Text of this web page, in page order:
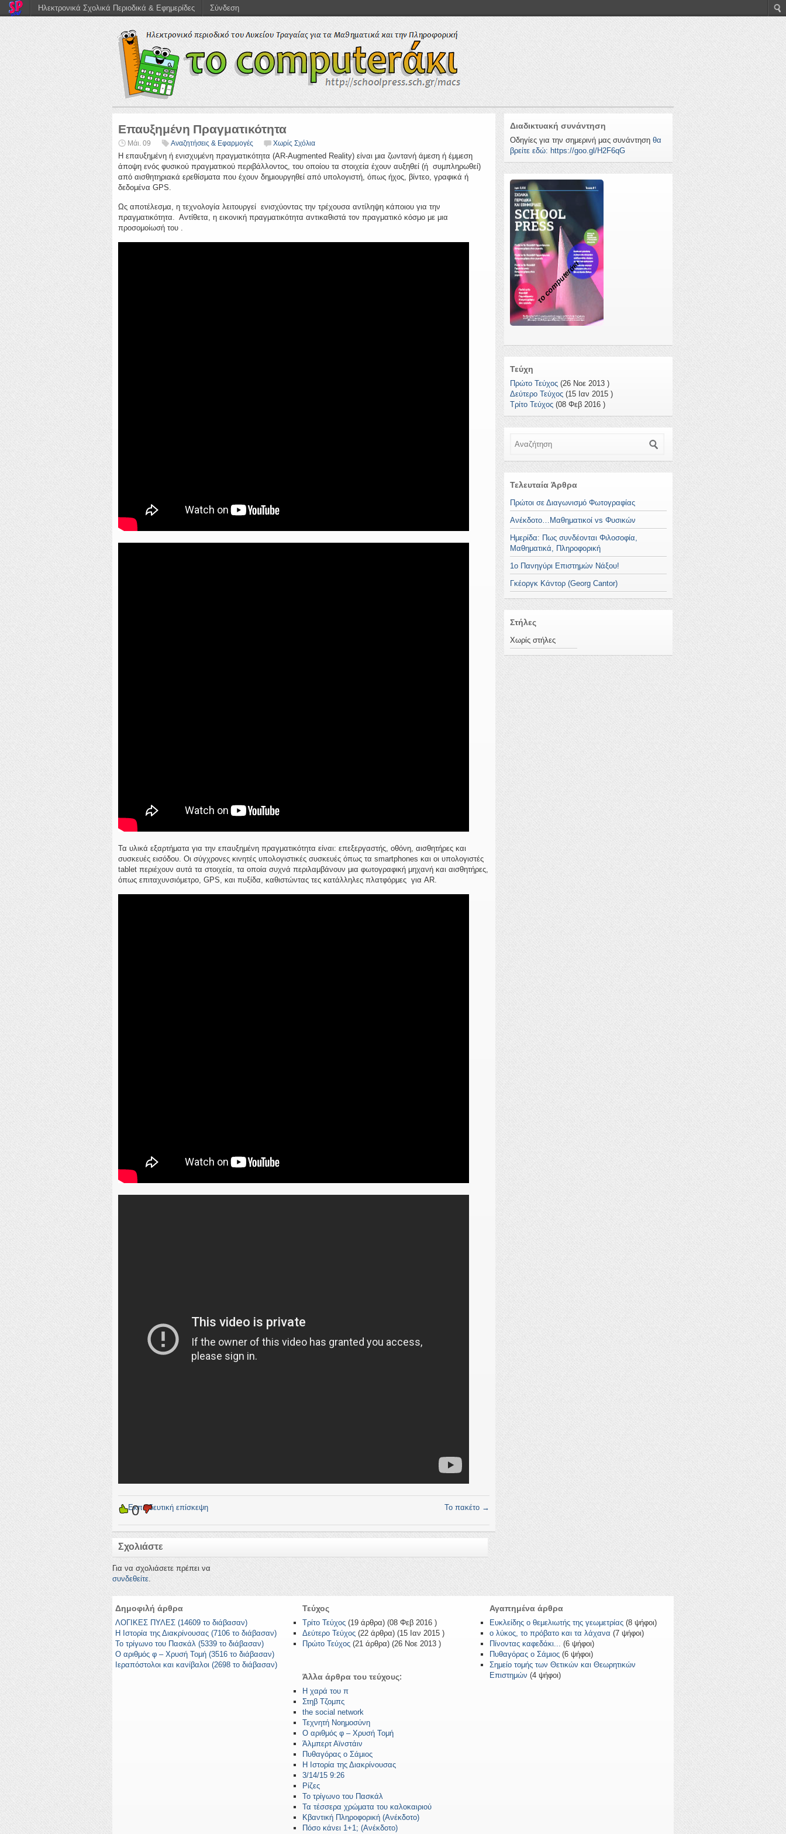
Επαυξημένη Πραγματικότητα
Μάι. 09 Αναζητήσεις & Εφαρμογές Χωρίς Σχόλια
Η επαυξημένη ή ενισχυμένη πραγματικότητα (AR-Augmented Reality) είναι μια ζωντανή άμεση ή έμμεση
άποψη ενός φυσικού πραγματικού περιβάλλοντος, του οποίου τα στοιχεία έχουν αυξηθεί (ή συμπληρωθεί)
από αισθητηριακά ερεθίσματα που έχουν δημιουργηθεί από υπολογιστή, όπως ήχος, βίντεο, γραφικά ή
δεδομένα GPS.
Ως αποτέλεσμα, η τεχνολογία λειτουργεί ενισχύοντας την τρέχουσα αντίληψη κάποιου για την
πραγματικότητα. Αντίθετα, η εικονική πραγματικότητα αντικαθιστά τον πραγματικό κόσμο με μια
προσoμοίωσή του .
Τα υλικά εξαρτήματα για την επαυξημένη πραγματικότητα είναι: επεξεργαστής, οθόνη, αισθητήρες και
συσκευές εισόδου. Οι σύγχρονες κινητές υπολογιστικές συσκευές όπως τα smartphones και οι υπολογιστές
tablet περιέχουν αυτά τα στοιχεία, τα οποία συχνά περιλαμβάνουν μια φωτογραφική μηχανή και αισθητήρες,
όπως επιταχυνσιόμετρο, GPS, και πυξίδα, καθιστώντας τες κατάλληλες πλατφόρμες για AR.
←Εκπαιδευτική επίσκεψη Το πακέτο →
0
Σχολιάστε
Για να σχολιάσετε πρέπει να
συνδεθείτε.
Διαδικτυακή συνάντηση
Οδηγίες για την σημερινή μας συνάντηση θα
βρείτε εδώ: https://goo.gl/H2F6qG
το computerάκι
Τεύχη
Πρώτο Τεύχος (26 Νοε 2013 )
Δεύτερο Τεύχος (15 Ιαν 2015 )
Τρίτο Τεύχος (08 Φεβ 2016 )
Τελευταία Άρθρα
Πρώτοι σε Διαγωνισμό Φωτογραφίας
Ανέκδοτο…Μαθηματικοί vs Φυσικών
Ημερίδα: Πως συνδέονται Φιλοσοφία,
Μαθηματικά, Πληροφορική
1ο Πανηγύρι Επιστημών Νάξου!
Γκέοργκ Κάντορ (Georg Cantor)
Στήλες
Χωρίς στήλες
Δημοφιλή άρθρα
ΛΟΓΙΚΕΣ ΠΥΛΕΣ (14609 το διάβασαν)
Η Ιστορία της Διακρίνουσας (7106 το διάβασαν)
Το τρίγωνο του Πασκάλ (5339 το διάβασαν)
Ο αριθμός φ – Χρυσή Τομή (3516 το διάβασαν)
Ιεραπόστολοι και κανίβαλοι (2698 το διάβασαν)
Τεύχος
Τρίτο Τεύχος (19 άρθρα) (08 Φεβ 2016 )
Δεύτερο Τεύχος (22 άρθρα) (15 Ιαν 2015 )
Πρώτο Τεύχος (21 άρθρα) (26 Νοε 2013 )
Άλλα άρθρα του τεύχους:
Η χαρά του π
Στηβ Τζομπς
the social network
Τεχνητή Νοημοσύνη
Ο αριθμός φ – Χρυσή Τομή
Άλμπερτ Αϊνστάιν
Πυθαγόρας ο Σάμιος
Η Ιστορία της Διακρίνουσας
3/14/15 9:26
Ρίζες
Το τρίγωνο του Πασκάλ
Τα τέσσερα χρώματα του καλοκαιριού
Κβαντική Πληροφορική (Ανέκδοτο)
Πόσο κάνει 1+1; (Ανέκδοτο)
Αγαπημένα άρθρα
Ευκλείδης ο θεμελιωτής της γεωμετρίας (8 ψήφοι)
ο λύκος, το πρόβατο και τα λάχανα (7 ψήφοι)
Πίνοντας καφεδάκι... (6 ψήφοι)
Πυθαγόρας ο Σάμιος (6 ψήφοι)
Σημείο τομής των Θετικών και Θεωρητικών
Επιστημών (4 ψήφοι)
Ηλεκτρονικά Σχολικά Περιοδικά & Εφημερίδες Σύνδεση